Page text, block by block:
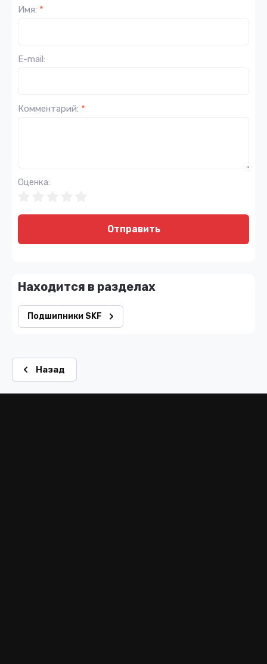
Имя: *
E-mail:
Комментарий: *
Оценка:
Отправить
Находится в разделах
Подшипники SKF
Назад